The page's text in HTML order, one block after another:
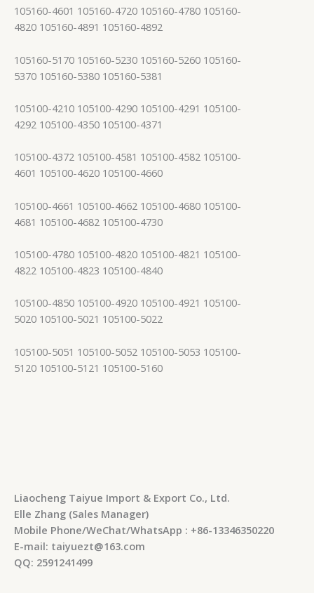
105160-4601 105160-4720 105160-4780 105160-
4820 105160-4891 105160-4892
105160-5170 105160-5230 105160-5260 105160-
5370 105160-5380 105160-5381
105100-4210 105100-4290 105100-4291 105100-
4292 105100-4350 105100-4371
105100-4372 105100-4581 105100-4582 105100-
4601 105100-4620 105100-4660
105100-4661 105100-4662 105100-4680 105100-
4681 105100-4682 105100-4730
105100-4780 105100-4820 105100-4821 105100-
4822 105100-4823 105100-4840
105100-4850 105100-4920 105100-4921 105100-
5020 105100-5021 105100-5022
105100-5051 105100-5052 105100-5053 105100-
5120 105100-5121 105100-5160
Liaocheng Taiyue Import & Export Co., Ltd.
Elle Zhang (Sales Manager)
Mobile Phone/WeChat/WhatsApp : +86-13346350220
E-mail: taiyuezt@163.com
QQ: 2591241499